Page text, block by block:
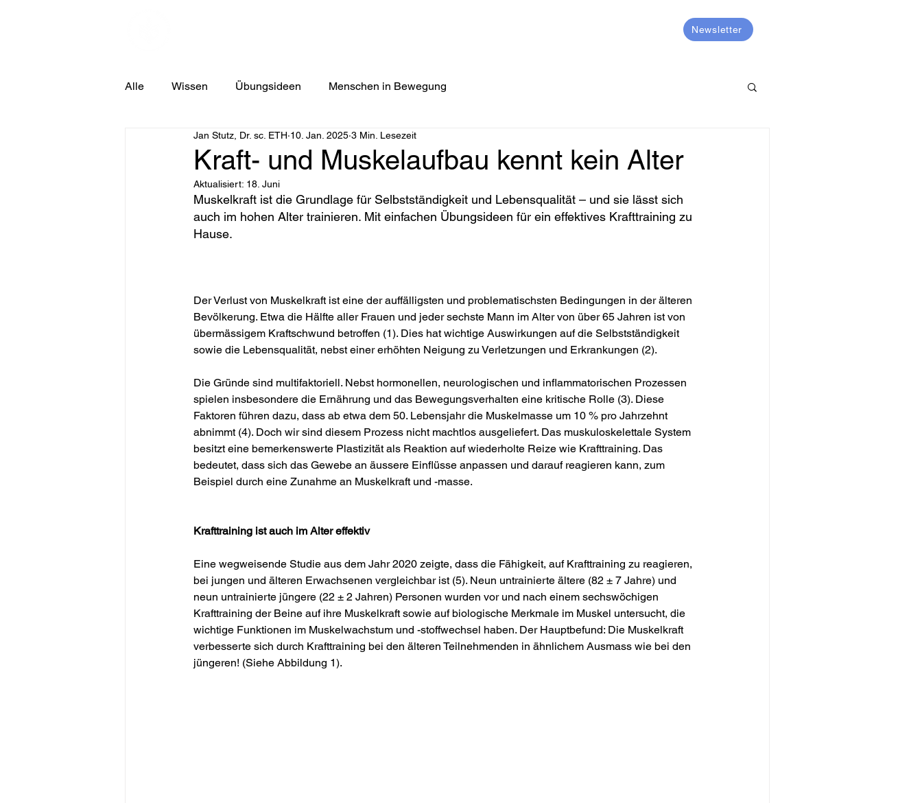
Newsletter
Alle Wissen Übungsideen Menschen in Bewegung
Kraft- und Muskelaufbau kennt kein Alter
Jan Stutz, Dr. sc. ETH 10. Jan. 2025 3 Min. Lesezeit
Aktualisiert: 18. Juni
Muskelkraft ist die Grundlage für Selbstständigkeit und Lebensqualität – und sie lässt sich
auch im hohen Alter trainieren. Mit einfachen Übungsideen für ein effektives Krafttraining zu
Hause.
Der Verlust von Muskelkraft ist eine der auffälligsten und problematischsten Bedingungen in der älteren
Bevölkerung. Etwa die Hälfte aller Frauen und jeder sechste Mann im Alter von über 65 Jahren ist von
übermässigem Kraftschwund betroffen (1). Dies hat wichtige Auswirkungen auf die Selbstständigkeit
sowie die Lebensqualität, nebst einer erhöhten Neigung zu Verletzungen und Erkrankungen (2).
Die Gründe sind multifaktoriell. Nebst hormonellen, neurologischen und inflammatorischen Prozessen
spielen insbesondere die Ernährung und das Bewegungsverhalten eine kritische Rolle (3). Diese
Faktoren führen dazu, dass ab etwa dem 50. Lebensjahr die Muskelmasse um 10 % pro Jahrzehnt
abnimmt (4). Doch wir sind diesem Prozess nicht machtlos ausgeliefert. Das muskuloskelettale System
besitzt eine bemerkenswerte Plastizität als Reaktion auf wiederholte Reize wie Krafttraining. Das
bedeutet, dass sich das Gewebe an äussere Einflüsse anpassen und darauf reagieren kann, zum
Beispiel durch eine Zunahme an Muskelkraft und -masse.
Krafttraining ist auch im Alter effektiv
Eine wegweisende Studie aus dem Jahr 2020 zeigte, dass die Fähigkeit, auf Krafttraining zu reagieren,
bei jungen und älteren Erwachsenen vergleichbar ist (5). Neun untrainierte ältere (82 ± 7 Jahre) und
neun untrainierte jüngere (22 ± 2 Jahren) Personen wurden vor und nach einem sechswöchigen
Krafttraining der Beine auf ihre Muskelkraft sowie auf biologische Merkmale im Muskel untersucht, die
wichtige Funktionen im Muskelwachstum und -stoffwechsel haben. Der Hauptbefund: Die Muskelkraft
verbesserte sich durch Krafttraining bei den älteren Teilnehmenden in ähnlichem Ausmass wie bei den
jüngeren! (Siehe Abbildung 1).